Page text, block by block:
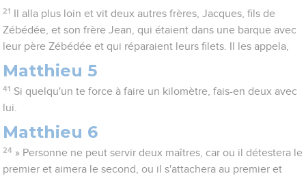
21
Il alla plus loin et vit deux autres frères, Jacques, fils de
Zébédée, et son frère Jean, qui étaient dans une barque avec
leur père Zébédée et qui réparaient leurs filets. Il les appela,
Matthieu 5
41 Si quelqu'un te force à faire un kilomètre, fais-en deux avec
lui.
Matthieu 6
24 » Personne ne peut servir deux maîtres, car ou il détestera le
premier et aimera le second, ou il s'attachera au premier et